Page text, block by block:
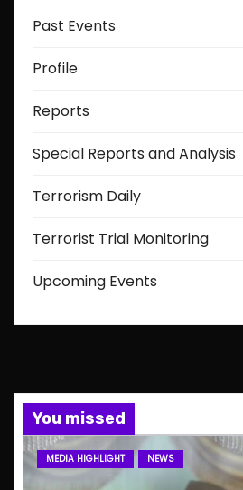
Past Events
Profile
Reports
Special Reports and Analysis
Terrorism Daily
Terrorist Trial Monitoring
Upcoming Events
You missed
MEDIA HIGHLIGHT NEWS